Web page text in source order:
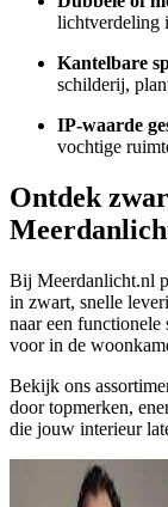
lichtverdeling
Kantelbare
schilderij,
IP-waarde
vochtige
Ontdek
Bij Meerdanlicht.nl
in zwart, snelle
naar een functionele
voor in de
Bekijk ons
door topmerken,
die jouw interieur